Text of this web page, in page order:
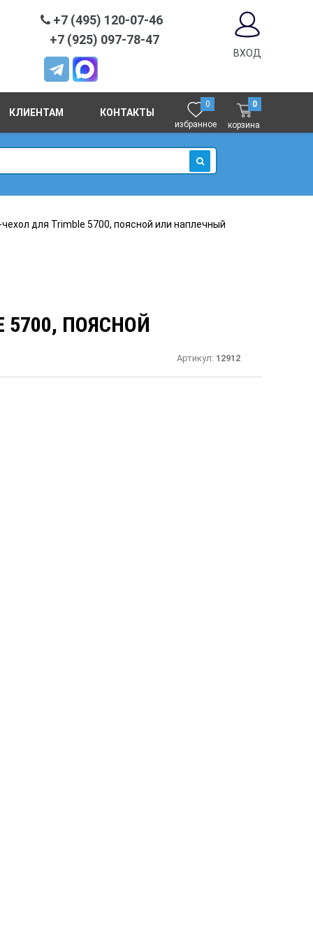
+7 (495) 120-07-46
+7 (925) 097-78-47
ВХОД
КЛИЕНТАМ КОНТАКТЫ
0
избранное
0
корзина
ИСКАТЬ
для Trimble 5700, поясной или наплечный
5700, ПОЯСНОЙ
Артикул: 12912